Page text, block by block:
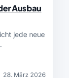
Ausbau
jede neue
28. März 2026